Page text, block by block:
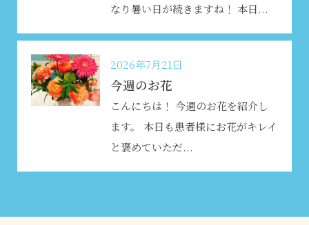
なり暑い日が続きますね ！ 本日...
2026年7月21日
今週のお花
こんにちは！ 今週のお花を紹介し
ます。 本日も患者様にお花がキレイ
と褒めていただ...